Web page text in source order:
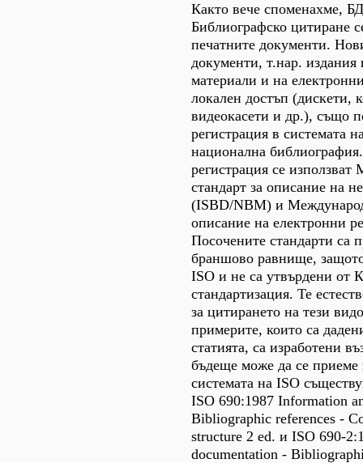
Както вече споменахме,
Библиографско цитиране
печатните документи.
документи, т.нар.
материали и на
локален достъп (дискети,
видеокасети и др.), също
регистрация в системата
национална
регистрация се
стандарт за описание на
(ISBD/NBM) и
описание на електронни
Посочените стандарти са
браншово равнище,
ISO и не са утвърдени от
стандартизация. Те
за цитирането на тези
примерите, които са
статията, са изработени
бъдеще може да се приеме
системата на ISO
ISO 690:1987 Information
Bibliographic references -
structure 2 ed. и ISO 690-
documentation -